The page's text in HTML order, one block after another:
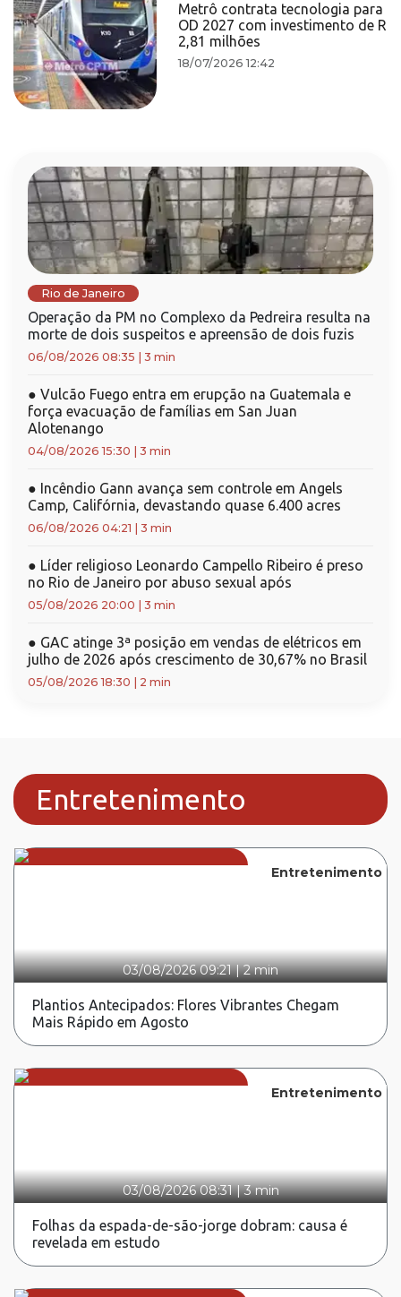
Metrô contrata tecnologia para
OD 2027 com investimento de R
2,81 milhões
18/07/2026 12:42
Rio de Janeiro
Operação da PM no Complexo da Pedreira resulta na
morte de dois suspeitos e apreensão de dois fuzis
06/08/2026 08:35 3 min
● Vulcão Fuego entra em erupção na Guatemala e
força evacuação de famílias em San Juan
Alotenango
04/08/2026 15:30 3 min
● Incêndio Gann avança sem controle em Angels
Camp, Califórnia, devastando quase 6.400 acres
06/08/2026 04:21 3 min
● Líder religioso Leonardo Campello Ribeiro é preso
no Rio de Janeiro por abuso sexual após
05/08/2026 20:00 3 min
● GAC atinge 3ª posição em vendas de elétricos em
julho de 2026 após crescimento de 30,67% no Brasil
05/08/2026 18:30 2 min
Entretenimento
Entretenimento
03/08/2026 09:21|2 min
Plantios Antecipados: Flores Vibrantes Chegam
Mais Rápido em Agosto
Entretenimento
03/08/2026 08:31|3 min
Folhas da espada-de-são-jorge dobram: causa é
revelada em estudo